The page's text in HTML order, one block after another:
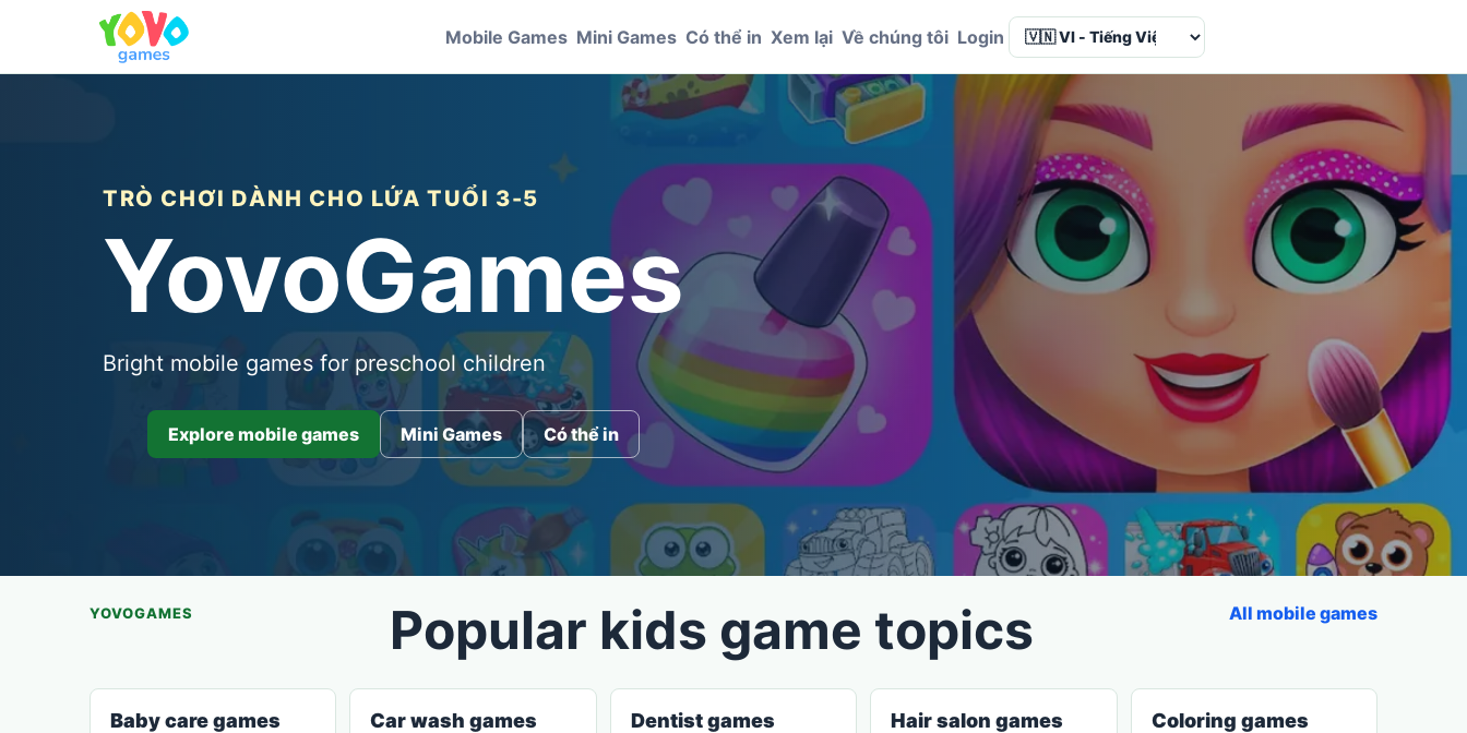
Mobile Games Mini Games Có thể in Xem lại Về chúng tôi Login Language
TRÒ CHƠI DÀNH CHO LỨA TUỔI 3-5
YovoGames
Bright mobile games for preschool children
Explore mobile games Mini Games Có thể in
YOVOGAMES Popular kids game topics All mobile games
Baby care games Car wash games Dentist games Hair salon games Coloring games